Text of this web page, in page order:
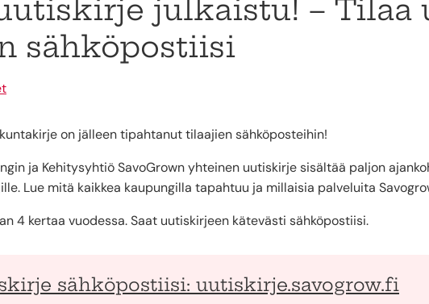
julkaistu! – Tilaa
sähköpostiisi
on jälleen tipahtanut tilaajien sähköposteihin!
ja Kehitysyhtiö SavoGrown yhteinen uutiskirje sisältää paljon
Lue mitä kaikkea kaupungilla tapahtuu ja millaisia palveluita
4 kertaa vuodessa. Saat uutiskirjeen kätevästi sähköpostiisi.
sähköpostiisi: uutiskirje.savogrow.fi